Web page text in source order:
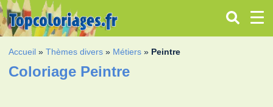
Accueil »Thèmes divers » Métiers » Peintre
Coloriage Peintre